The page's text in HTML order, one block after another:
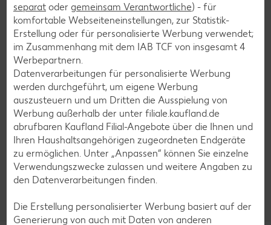
Calcium:10 mg
Eisen:6.9 mg
Kalium:173 mg
Magnesium:123 mg
Natrium:3 mg
Rezepte
separat oder gemeinsam Verantwortliche) - für
komfortable Webseiteneinstellungen, zur Statistik-
Erstellung oder für personalisierte Werbung verwendet;
im Zusammenhang mit dem IAB TCF von insgesamt 4
Werbepartnern.
Datenverarbeitungen für personalisierte Werbung
werden durchgeführt, um eigene Werbung
auszusteuern und um Dritten die Ausspielung von
Werbung außerhalb der unter filiale.kaufland.de
abrufbaren Kaufland Filial-Angebote über die Ihnen und
Ihren Haushaltsangehörigen zugeordneten Endgeräte
zu ermöglichen. Unter „Anpassen“ können Sie einzelne
Verwendungszwecke zulassen und weitere Angaben zu
den Datenverarbeitungen finden.
Die Erstellung personalisierter Werbung basiert auf der
Generierung von auch mit Daten von anderen